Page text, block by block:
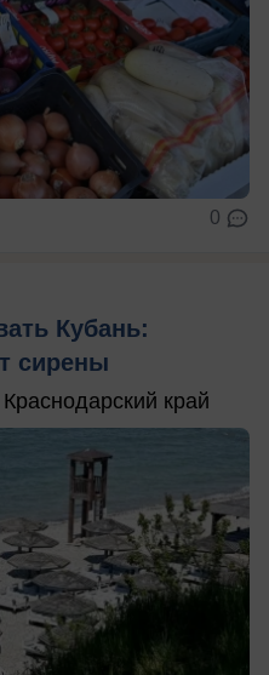
0
Кубань:
сирены
край